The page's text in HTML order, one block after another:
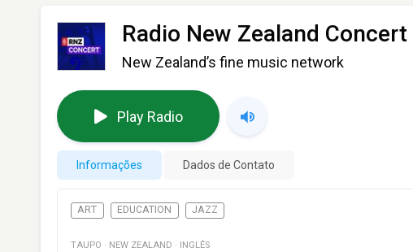
Radio New Zealand Concert
New Zealand’s fine music network
Play Radio
Informações Dados de Contato
ART EDUCATION JAZZ
TAUPO · NEW ZEALAND · INGLÊS